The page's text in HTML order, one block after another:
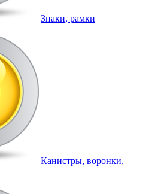
Знаки, рамки
Канистры, воронки,